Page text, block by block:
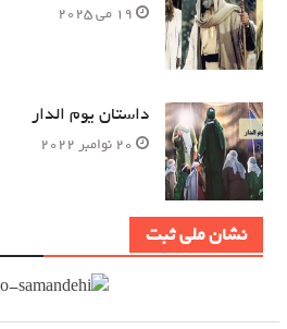
19 می 2025
داستان یوم الدار
20 نوامبر 2022
نشان ملی ثبت